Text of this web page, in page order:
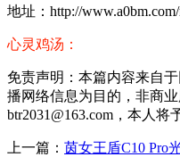
地址：http://
心灵鸡汤：
免责声明：本篇内容来自
播网络信息为目的，非商
btr2031@163.com，本人将
上一篇： 茵女王盾C10 Pro